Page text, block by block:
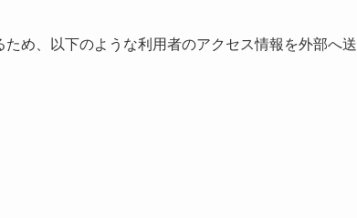
め、以下のような利用者のアクセス情報を外部へ送